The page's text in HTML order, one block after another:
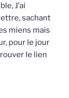
J’ai
sachant
miens mais
pour le jour
le lien